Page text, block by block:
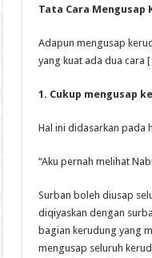
Tata Cara Mengusap
Adapun mengusap
yang kuat ada dua cara
1. Cukup mengusap
Hal ini didasarkan pada
“Aku pernah melihat Nabi
Surban boleh diusap
diqiyaskan dengan
bagian kerudung yang
mengusap seluruh